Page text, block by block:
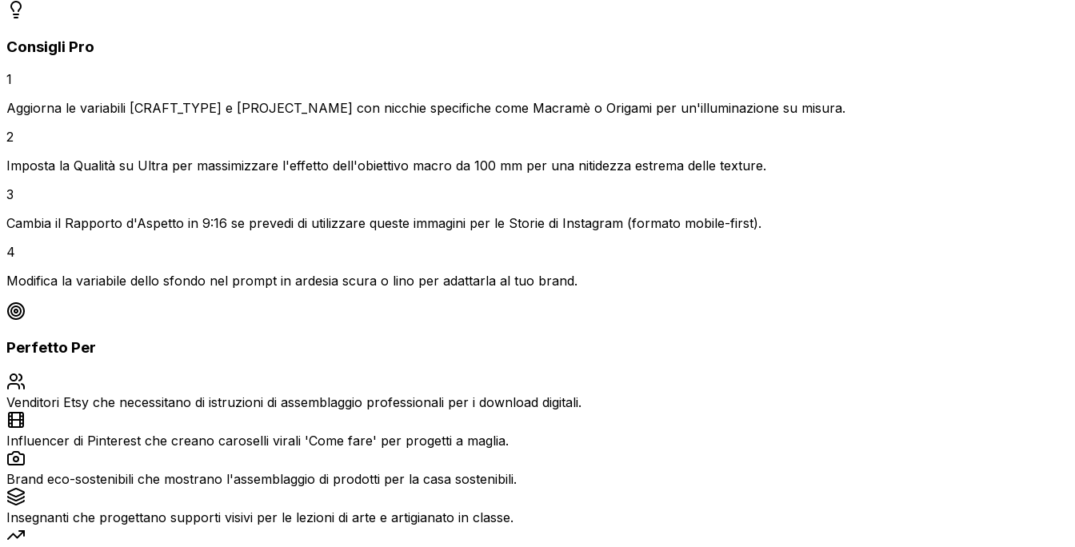
Consigli Pro
1
Aggiorna le variabili [CRAFT_TYPE] e [PROJECT_NAME] con nicchie specifiche come Macramè o Origami per un'illuminazione su misura.
2
Imposta la Qualità su Ultra per massimizzare l'effetto dell'obiettivo macro da 100 mm per una nitidezza estrema delle texture.
3
Cambia il Rapporto d'Aspetto in 9:16 se prevedi di utilizzare queste immagini per le Storie di Instagram (formato mobile-first).
4
Modifica la variabile dello sfondo nel prompt in ardesia scura o lino per adattarla al tuo brand.
Perfetto Per
Venditori Etsy che necessitano di istruzioni di assemblaggio professionali per i download digitali.
Influencer di Pinterest che creano caroselli virali 'Come fare' per progetti a maglia.
Brand eco-sostenibili che mostrano l'assemblaggio di prodotti per la casa sostenibili.
Insegnanti che progettano supporti visivi per le lezioni di arte e artigianato in classe.